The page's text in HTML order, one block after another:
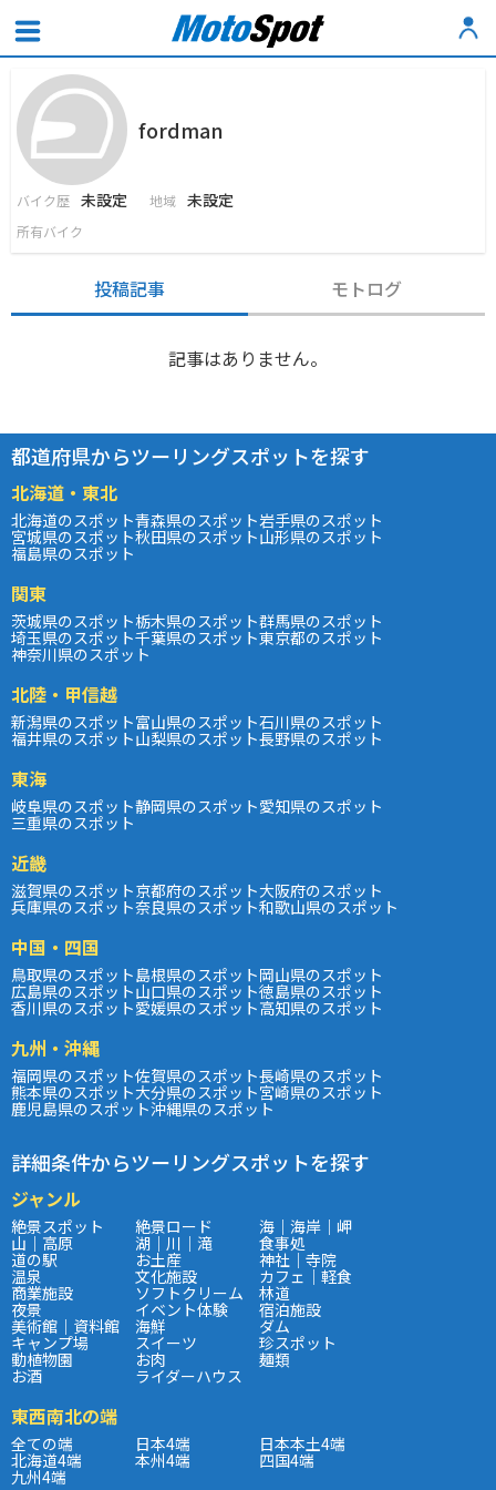
fordman
バイク歴 未設定 地域 未設定
所有バイク
投稿記事 モトログ
記事はありません。
都道府県からツーリングスポットを探す
北海道・東北
北海道のスポット青森県のスポット岩手県のスポット
宮城県のスポット秋田県のスポット山形県のスポット
福島県のスポット
関東
茨城県のスポット栃木県のスポット群馬県のスポット
埼玉県のスポット千葉県のスポット東京都のスポット
神奈川県のスポット
北陸・甲信越
新潟県のスポット富山県のスポット石川県のスポット
福井県のスポット山梨県のスポット長野県のスポット
東海
岐阜県のスポット静岡県のスポット愛知県のスポット
三重県のスポット
近畿
滋賀県のスポット京都府のスポット大阪府のスポット
兵庫県のスポット奈良県のスポット和歌山県のスポット
中国・四国
鳥取県のスポット島根県のスポット岡山県のスポット
広島県のスポット山口県のスポット徳島県のスポット
香川県のスポット愛媛県のスポット高知県のスポット
九州・沖縄
福岡県のスポット佐賀県のスポット長崎県のスポット
熊本県のスポット大分県のスポット宮崎県のスポット
鹿児島県のスポット沖縄県のスポット
詳細条件からツーリングスポットを探す
ジャンル
絶景スポット 絶景ロード 海｜海岸｜岬
山｜高原 湖｜川｜滝 食事処
道の駅 お土産 神社｜寺院
温泉 文化施設 カフェ｜軽食
商業施設 ソフトクリーム 林道
夜景 イベント体験 宿泊施設
美術館｜資料館 海鮮 ダム
キャンプ場 スイーツ 珍スポット
動植物園 お肉 麺類
お酒 ライダーハウス
東西南北の端
全ての端 日本4端 日本本土4端
北海道4端 本州4端 四国4端
九州4端